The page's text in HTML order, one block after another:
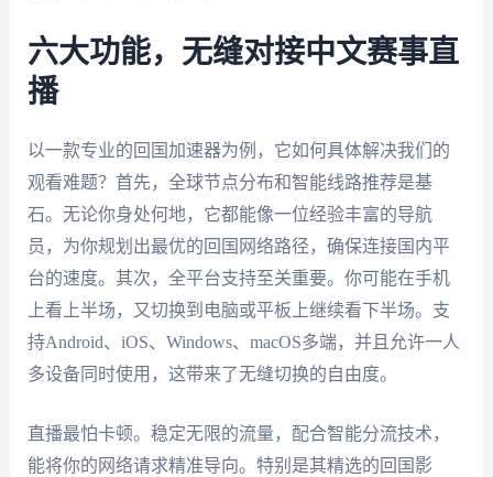
六大功能，无缝对接中文赛事直
播
以一款专业的回国加速器为例，它如何具体解决我们的
观看难题？首先，全球节点分布和智能线路推荐是基
石。无论你身处何地，它都能像一位经验丰富的导航
员，为你规划出最优的回国网络路径，确保连接国内平
台的速度。其次，全平台支持至关重要。你可能在手机
上看上半场，又切换到电脑或平板上继续看下半场。支
持Android、iOS、Windows、macOS多端，并且允许一人
多设备同时使用，这带来了无缝切换的自由度。
直播最怕卡顿。稳定无限的流量，配合智能分流技术，
能将你的网络请求精准导向。特别是其精选的回国影